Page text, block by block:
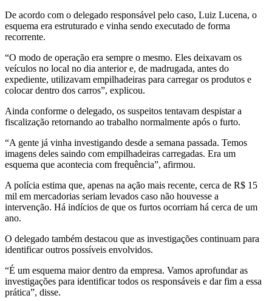
De acordo com o delegado responsável pelo caso, Luiz Lucena, o
esquema era estruturado e vinha sendo executado de forma
recorrente.
“O modo de operação era sempre o mesmo. Eles deixavam os
veículos no local no dia anterior e, de madrugada, antes do
expediente, utilizavam empilhadeiras para carregar os produtos e
colocar dentro dos carros”, explicou.
Ainda conforme o delegado, os suspeitos tentavam despistar a
fiscalização retornando ao trabalho normalmente após o furto.
“A gente já vinha investigando desde a semana passada. Temos
imagens deles saindo com empilhadeiras carregadas. Era um
esquema que acontecia com frequência”, afirmou.
A polícia estima que, apenas na ação mais recente, cerca de R$ 15
mil em mercadorias seriam levados caso não houvesse a
intervenção. Há indícios de que os furtos ocorriam há cerca de um
ano.
O delegado também destacou que as investigações continuam para
identificar outros possíveis envolvidos.
“É um esquema maior dentro da empresa. Vamos aprofundar as
investigações para identificar todos os responsáveis e dar fim a essa
prática”, disse.